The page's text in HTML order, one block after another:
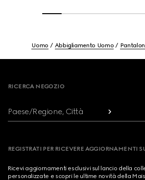
Uomo Abbigliamento Uomo
RICERCA NEGOZIO
Paese/Regione, Città
REGISTRATI PER RICEVERE AGGIORNAMENTI
Ricevi aggiornamenti esclusivi sul lancio della
personalizzate e scopri le ultime novità della